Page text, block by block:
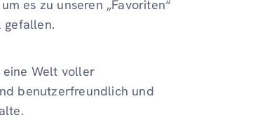
es zu unseren „Favoriten“
gefallen.
eine Welt voller
benutzerfreundlich und